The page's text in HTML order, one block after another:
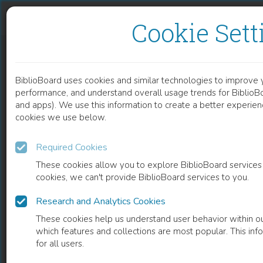
Cookie
BiblioBoard uses cookies and similar technologies to improve
performance, and understand overall usage trends for
and apps). We use this information to create a better
cookies we use below.
Required Cookies
These cookies allow you to explore BiblioBoard
cookies, we can't provide BiblioBoard services to you.
Research and Analytics Cookies
These cookies help us understand user behavior within
which features and collections are most popular. This
for all users.
BOOK